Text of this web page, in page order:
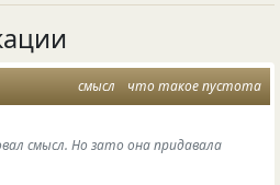
смысл что такое пустота
смысл. Но зато она придавала